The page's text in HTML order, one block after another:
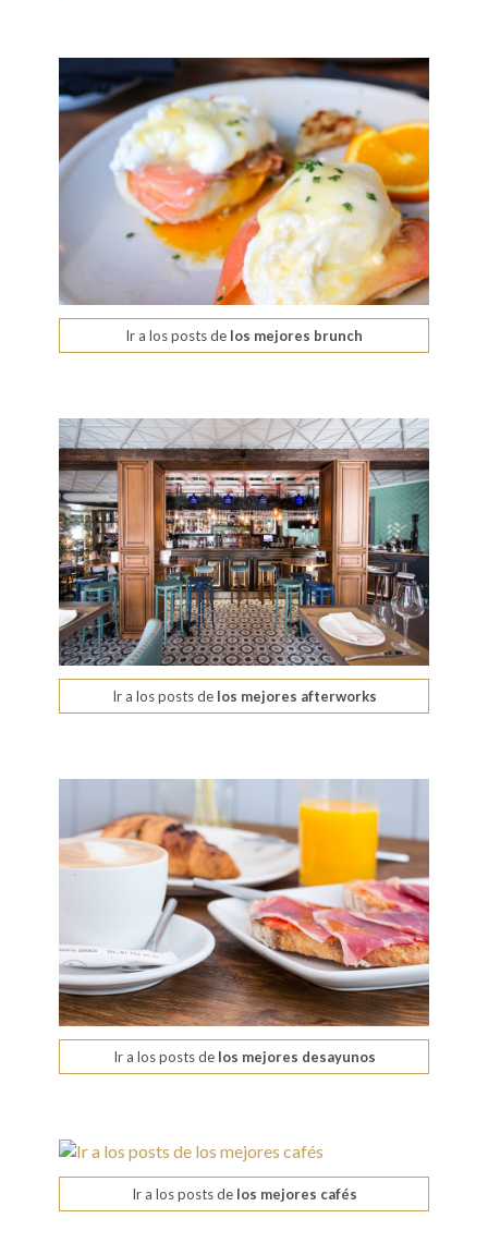
Ir a los posts de los mejores brunch
Ir a los posts delos mejores afterworks
Ir a los posts delos mejores desayunos
Ir a los posts delos mejores cafés